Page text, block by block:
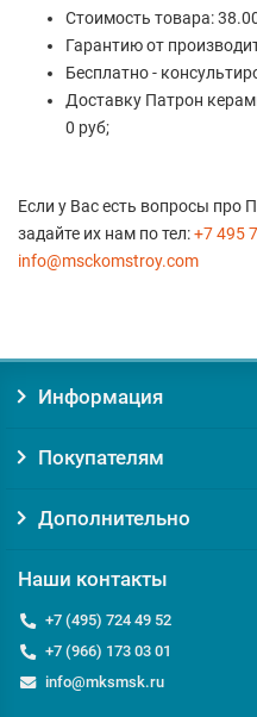
Стоимость товара:
Гарантию от
Бесплатно -
Доставку Патрон
0 руб;
Если у Вас есть вопросы про
задайте их нам по тел:+7 495
info@msckomstroy.com
Информация
Покупателям
Дополнительно
Наши контакты
+7 (495) 724 49 52
+7 (966) 173 03 01
info@mksmsk.ru